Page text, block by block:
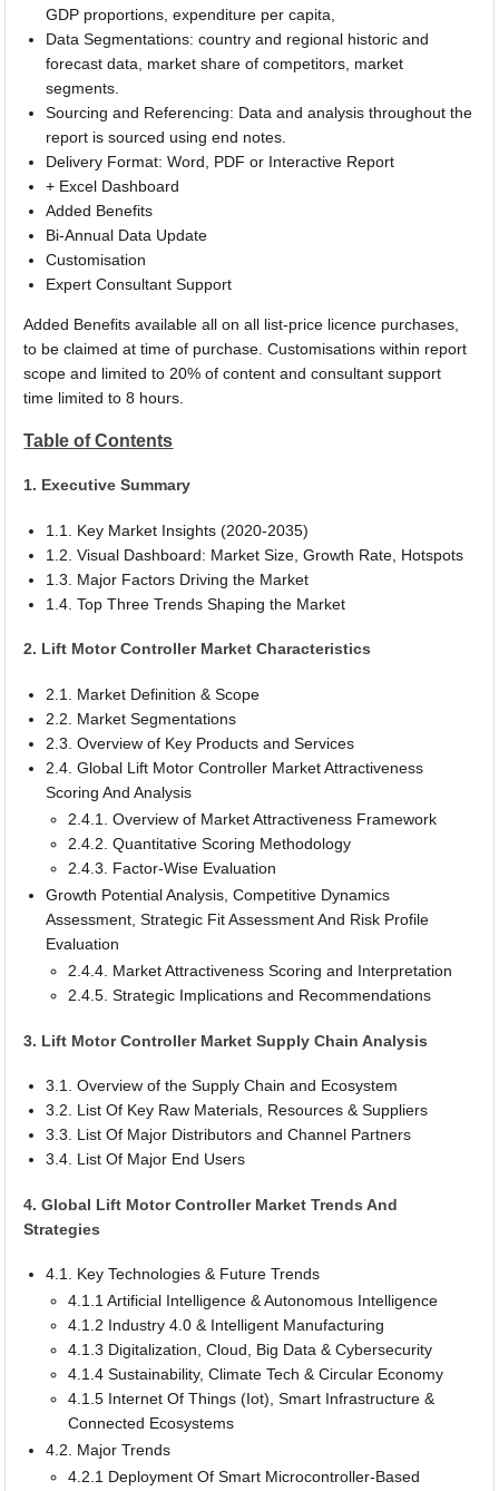
GDP proportions, expenditure per capita,
Data Segmentations: country and regional historic and
forecast data, market share of competitors, market
segments.
Sourcing and Referencing: Data and analysis throughout the
report is sourced using end notes.
Delivery Format: Word, PDF or Interactive Report
+ Excel Dashboard
Added Benefits
Bi-Annual Data Update
Customisation
Expert Consultant Support
Added Benefits available all on all list-price licence purchases,
to be claimed at time of purchase. Customisations within report
scope and limited to 20% of content and consultant support
time limited to 8 hours.
Table of Contents
1. Executive Summary
1.1. Key Market Insights (2020-2035)
1.2. Visual Dashboard: Market Size, Growth Rate, Hotspots
1.3. Major Factors Driving the Market
1.4. Top Three Trends Shaping the Market
2. Lift Motor Controller Market Characteristics
2.1. Market Definition & Scope
2.2. Market Segmentations
2.3. Overview of Key Products and Services
2.4. Global Lift Motor Controller Market Attractiveness
Scoring And Analysis
2.4.1. Overview of Market Attractiveness Framework
2.4.2. Quantitative Scoring Methodology
2.4.3. Factor-Wise Evaluation
Growth Potential Analysis, Competitive Dynamics
Assessment, Strategic Fit Assessment And Risk Profile
Evaluation
2.4.4. Market Attractiveness Scoring and Interpretation
2.4.5. Strategic Implications and Recommendations
3. Lift Motor Controller Market Supply Chain Analysis
3.1. Overview of the Supply Chain and Ecosystem
3.2. List Of Key Raw Materials, Resources & Suppliers
3.3. List Of Major Distributors and Channel Partners
3.4. List Of Major End Users
4. Global Lift Motor Controller Market Trends And
Strategies
4.1. Key Technologies & Future Trends
4.1.1 Artificial Intelligence & Autonomous Intelligence
4.1.2 Industry 4.0 & Intelligent Manufacturing
4.1.3 Digitalization, Cloud, Big Data & Cybersecurity
4.1.4 Sustainability, Climate Tech & Circular Economy
4.1.5 Internet Of Things (Iot), Smart Infrastructure &
Connected Ecosystems
4.2. Major Trends
4.2.1 Deployment Of Smart Microcontroller-Based